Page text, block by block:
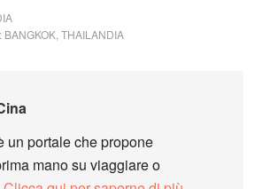
BANGKOK ,THAILANDIA
un portale che propone
mano su viaggiare o